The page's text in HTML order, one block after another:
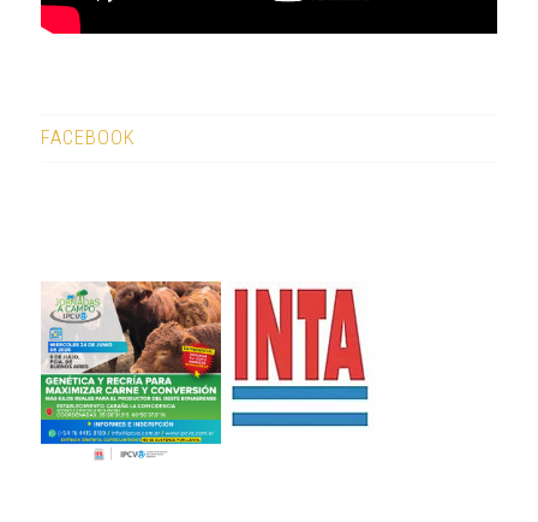
FACEBOOK